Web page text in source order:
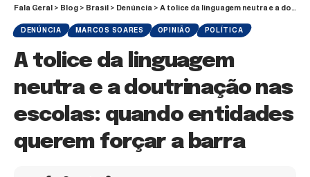
Fala Geral > Blog > Brasil > Denúncia > A tolice da linguagem neutra e a doutrinação nas escolas: quando entidades querem forçar a barra
DENÚNCIA MARCOS SOARES OPINIÃO POLÍTICA
A tolice da linguagem
neutra e a doutrinação nas
escolas: quando entidades
querem forçar a barra